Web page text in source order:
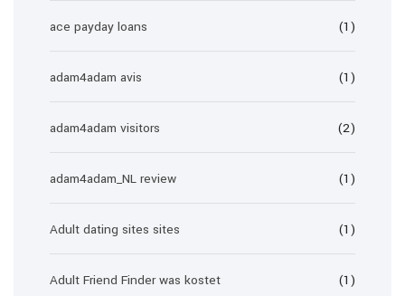
ace payday loans (1)
adam4adam avis (1)
adam4adam visitors (2)
adam4adam_NL review (1)
Adult dating sites sites (1)
Adult Friend Finder was kostet (1)